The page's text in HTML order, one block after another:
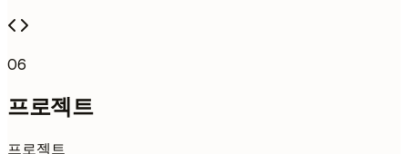
06
프로젝트
프로젝트